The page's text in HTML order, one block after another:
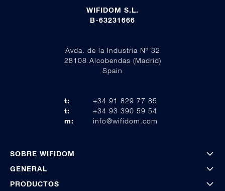
WIFIDOM S.L.
B-63231666
Avda. de la Industria Nº 32
28108 Alcobendas (Madrid)
Spain
t:
+34 91 829 77 85
t:
+34 93 390 59 54
m:
info@wifidom.com
SOBRE WIFIDOM
GENERAL
PRODUCTOS